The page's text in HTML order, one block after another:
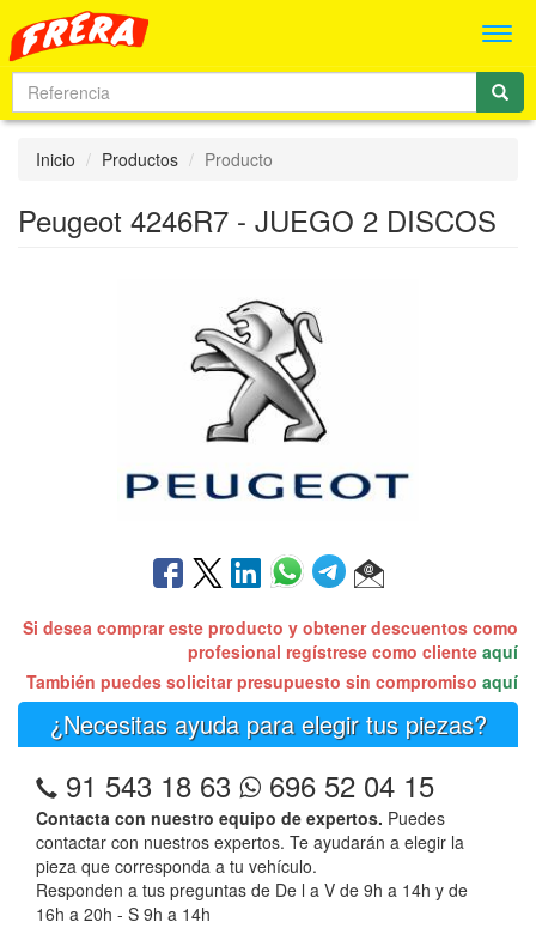
Inicio Productos Producto
Peugeot 4246R7 - JUEGO 2 DISCOS
Si desea comprar este producto y obtener descuentos como
profesional regístrese como cliente aquí
También puedes solicitar presupuesto sin compromiso aquí
¿Necesitas ayuda para elegir tus piezas?
91 543 18 63 696 52 04 15
Contacta con nuestro equipo de expertos. Puedes
contactar con nuestros expertos. Te ayudarán a elegir la
pieza que corresponda a tu vehículo.
Responden a tus preguntas de De l a V de 9h a 14h y de
16h a 20h - S 9h a 14h